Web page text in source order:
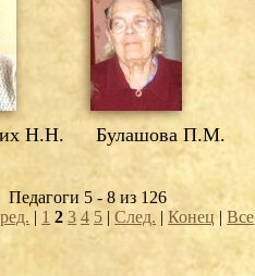
Н.Н. Булашова П.М.
Педагоги 5 - 8 из 126
| 1 2 3 4 5 |След. |Конец |Все